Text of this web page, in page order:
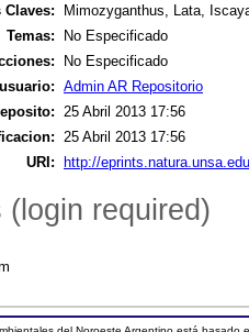
Claves:
Mimozyganthus, Lata,
Temas:
No Especificado
No Especificado
Admin AR Repositorio
25 Abril 2013 17:56
25 Abril 2013 17:56
URI:
http://
(login required)